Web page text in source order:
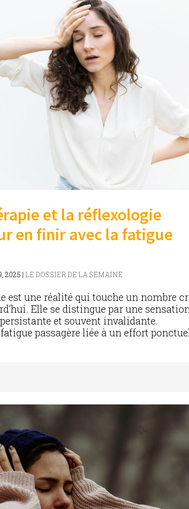
et la réflexologie
en finir avec la fatigue
2025 | LE DOSSIER DE LA SEMAINE
est une réalité qui touche un nombre
Elle se distingue par une
et souvent invalidante.
passagère liée à un effort